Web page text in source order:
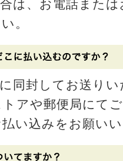
は、お電話また
。
同封してお送り
アや郵便局にて
い込みをお願い